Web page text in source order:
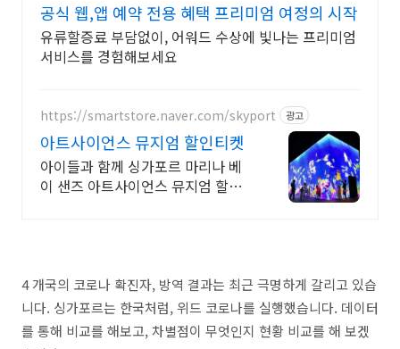
공식 웹,앱 예약 전용 혜택 프리미엄 여정의 시작
유류할증료 부담없이, 어워드 수상에 빛나는 프리미엄
서비스를 경험해보세요
https://smartstore.naver.com/skyport 광고
아트사이언스 뮤지엄 할인티켓
아이들과 함께 싱가포르 마리나 베
이 샌즈 아트사이언스 뮤지엄 할인
4 개국의 코로나 확진자, 방역 결과는 최근 극명하게 갈리고 있습
니다. 싱가포르는 한국처럼, 위드 코로나를 실행했습니다. 데이터
를 통해 비교를 해보고, 차별점이 무엇인지 현황 비교를 해 보겠